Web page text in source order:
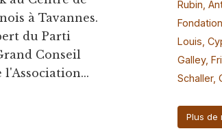
à Tavannes.
du Parti
Conseil
l'Association...
Rubin,
Louis,
Galley,
Schaller,
Plus de